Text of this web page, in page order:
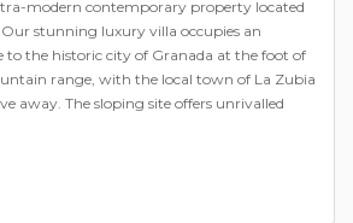
modern contemporary property located
stunning luxury villa occupies an
to the historic city of Granada at the foot of
range, with the local town of La Zubia
away. The sloping site offers unrivalled